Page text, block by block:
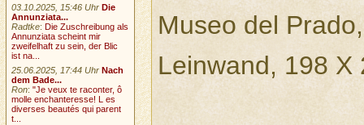
Museo del
Leinwand, 198 X
03.10.2025, 15:46 Uhr Die
Annunziata...
Radtke: Die Zuschreibung als
Annunziata scheint mir
zweifelhaft zu sein, der Blic
ist na...
25.06.2025, 17:44 Uhr Nach
dem Bade...
Ron:"Je veux te raconter, ô
molle enchanteresse! L es
diverses beautés qui parent
t...